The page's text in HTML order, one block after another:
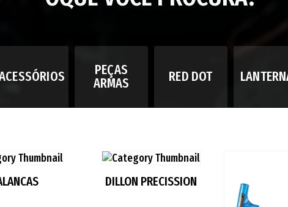
PEÇAS
ARMAS
RED DOT
DILLON PRECISSION